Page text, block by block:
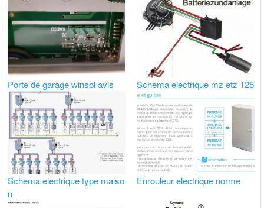
Porte de garage winsol avis Schema electrique mz etz 125
Schema electrique type maiso
n
Enrouleur electrique norme